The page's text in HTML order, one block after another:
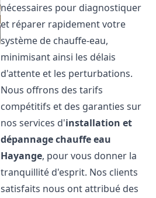
nécessaires pour diagnostiquer
et réparer rapidement votre
système de chauffe-eau,
minimisant ainsi les délais
d'attente et les perturbations.
Nous offrons des tarifs
compétitifs et des garanties sur
nos services d'installation et
dépannage chauffe eau
Hayange, pour vous donner la
tranquillité d'esprit. Nos clients
satisfaits nous ont attribué des